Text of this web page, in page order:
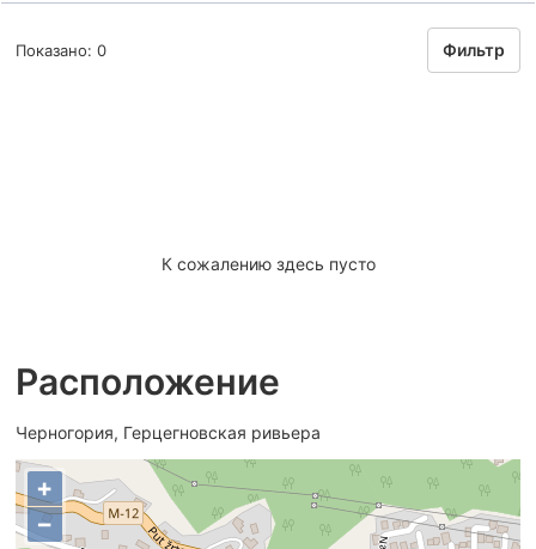
Показано: 0 Фильтр
К сожалению здесь пусто
Расположение
Черногория, Герцегновская ривьера
+
−